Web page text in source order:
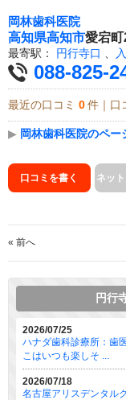
岡林歯科医院
高知県高知市愛宕
最寄駅： 円行寺口
088-825-
最近の口コミ 0 件｜口
▶ 岡林歯科医院のペー
口コミを書く ネッ
« 前へ
円行
2026/07/25
ハナダ歯科診療所：歯
こはいつも楽しそ ...
2026/07/18
名古屋アリスデンタル